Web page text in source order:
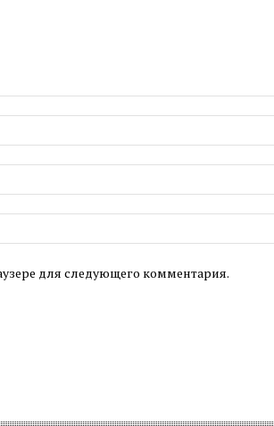
для следующего комментария.